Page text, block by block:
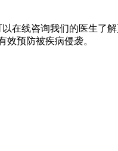
在线咨询我们的医生了
预防被疾病侵袭。